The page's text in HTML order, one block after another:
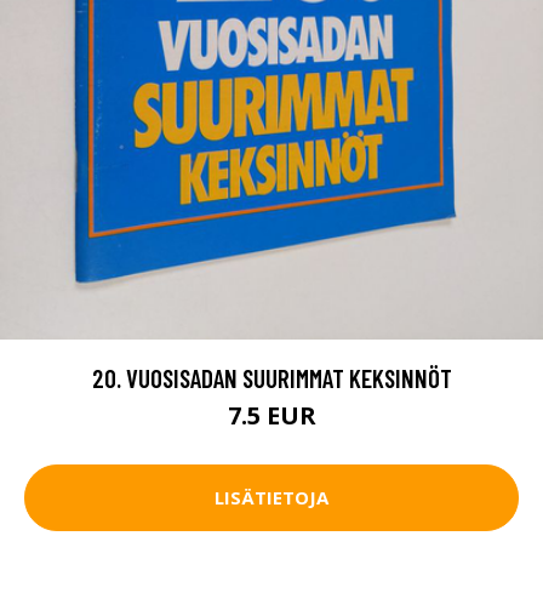
20. VUOSISADAN SUURIMMAT KEKSINNÖT
7.5 EUR
LISÄTIETOJA